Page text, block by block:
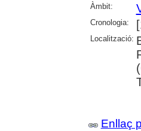
Àmbit:
Cronologia:
Localització:
Enllaç